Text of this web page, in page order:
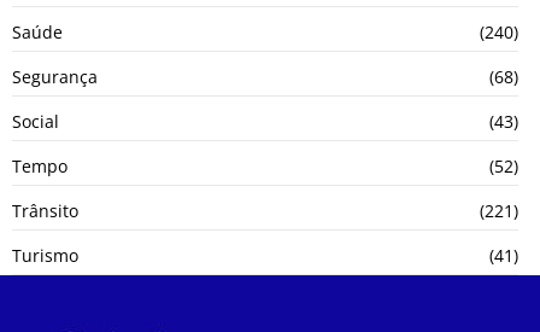
Saúde
(240)
Segurança
(68)
Social
(43)
Tempo
(52)
Trânsito
(221)
Turismo
(41)